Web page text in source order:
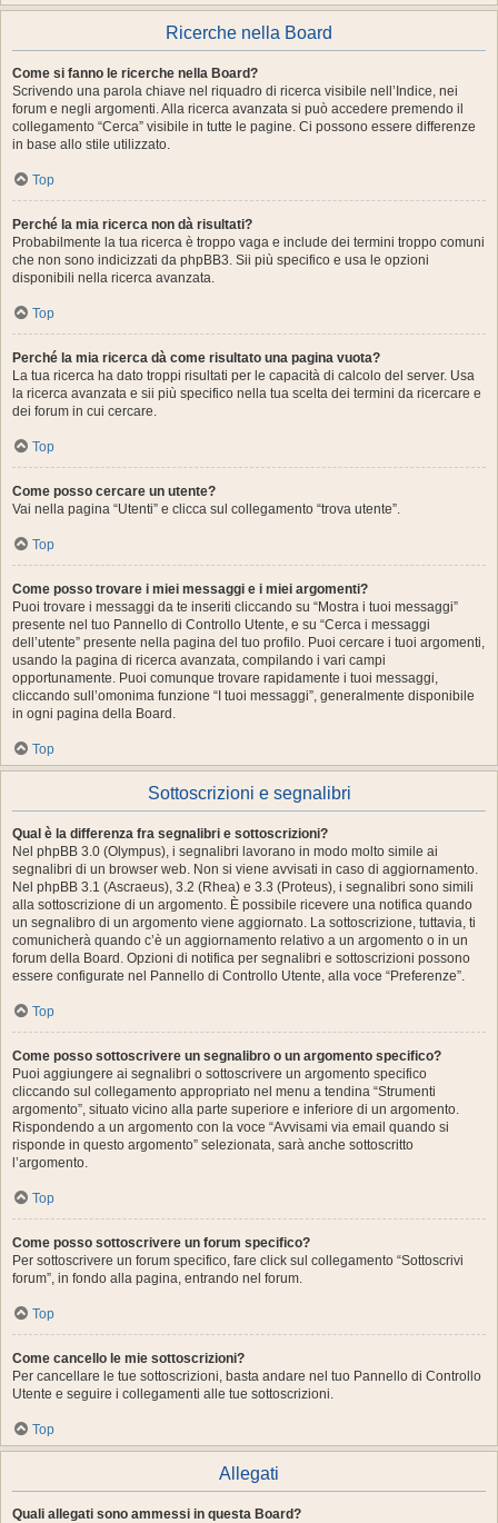
Ricerche nella Board
Come si fanno le ricerche nella Board?
Scrivendo una parola chiave nel riquadro di ricerca visibile nell’Indice, nei
forum e negli argomenti. Alla ricerca avanzata si può accedere premendo il
collegamento “Cerca” visibile in tutte le pagine. Ci possono essere differenze
in base allo stile utilizzato.
Top
Perché la mia ricerca non dà risultati?
Probabilmente la tua ricerca è troppo vaga e include dei termini troppo comuni
che non sono indicizzati da phpBB3. Sii più specifico e usa le opzioni
disponibili nella ricerca avanzata.
Top
Perché la mia ricerca dà come risultato una pagina vuota?
La tua ricerca ha dato troppi risultati per le capacità di calcolo del server. Usa
la ricerca avanzata e sii più specifico nella tua scelta dei termini da ricercare e
dei forum in cui cercare.
Top
Come posso cercare un utente?
Vai nella pagina “Utenti” e clicca sul collegamento “trova utente”.
Top
Come posso trovare i miei messaggi e i miei argomenti?
Puoi trovare i messaggi da te inseriti cliccando su “Mostra i tuoi messaggi”
presente nel tuo Pannello di Controllo Utente, e su “Cerca i messaggi
dell’utente” presente nella pagina del tuo profilo. Puoi cercare i tuoi argomenti,
usando la pagina di ricerca avanzata, compilando i vari campi
opportunamente. Puoi comunque trovare rapidamente i tuoi messaggi,
cliccando sull’omonima funzione “I tuoi messaggi”, generalmente disponibile
in ogni pagina della Board.
Top
Sottoscrizioni e segnalibri
Qual è la differenza fra segnalibri e sottoscrizioni?
Nel phpBB 3.0 (Olympus), i segnalibri lavorano in modo molto simile ai
segnalibri di un browser web. Non si viene avvisati in caso di aggiornamento.
Nel phpBB 3.1 (Ascraeus), 3.2 (Rhea) e 3.3 (Proteus), i segnalibri sono simili
alla sottoscrizione di un argomento. È possibile ricevere una notifica quando
un segnalibro di un argomento viene aggiornato. La sottoscrizione, tuttavia, ti
comunicherà quando c’è un aggiornamento relativo a un argomento o in un
forum della Board. Opzioni di notifica per segnalibri e sottoscrizioni possono
essere configurate nel Pannello di Controllo Utente, alla voce “Preferenze”.
Top
Come posso sottoscrivere un segnalibro o un argomento specifico?
Puoi aggiungere ai segnalibri o sottoscrivere un argomento specifico
cliccando sul collegamento appropriato nel menu a tendina “Strumenti
argomento”, situato vicino alla parte superiore e inferiore di un argomento.
Rispondendo a un argomento con la voce “Avvisami via email quando si
risponde in questo argomento” selezionata, sarà anche sottoscritto
l’argomento.
Top
Come posso sottoscrivere un forum specifico?
Per sottoscrivere un forum specifico, fare click sul collegamento “Sottoscrivi
forum”, in fondo alla pagina, entrando nel forum.
Top
Come cancello le mie sottoscrizioni?
Per cancellare le tue sottoscrizioni, basta andare nel tuo Pannello di Controllo
Utente e seguire i collegamenti alle tue sottoscrizioni.
Top
Allegati
Quali allegati sono ammessi in questa Board?